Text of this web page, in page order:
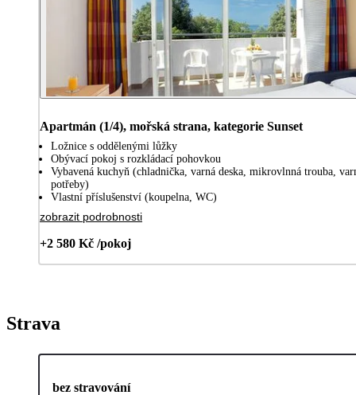
Apartmán (1/4), mořská strana, kategorie Sunset
Ložnice s oddělenými lůžky
Obývací pokoj s rozkládací pohovkou
Vybavená kuchyň (chladnička, varná deska, mikrovlnná trouba,
potřeby)
Vlastní příslušenství (koupelna, WC)
zobrazit podrobnosti
+2 580 Kč /pokoj
Strava
bez stravování